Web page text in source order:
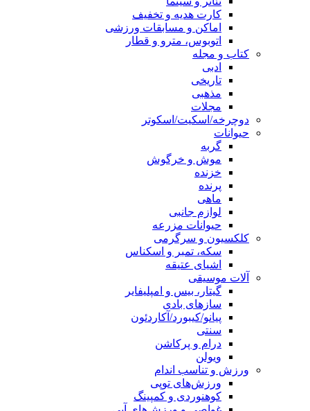
کارت هدیه و تخفیف
اماکن و مسابقات ورزشی
اتوبوس، مترو و قطار
کتاب و مجله
ادبی
تاریخی
مذهبی
مجلات
دوچرخه/اسکیت/اسکوتر
حیوانات
گربه
موش و خرگوش
خزنده
پرنده
ماهی
لوازم جانبی
حیوانات مزرعه
کلکسیون و سرگرمی
سکه، تمبر و اسکناس
اشیای عتیقه
آلات موسیقی
گیتار، بیس و امپلیفایر
سازهای بادی
پیانو/کیبورد/آکاردئون
سنتی
درام و پرکاشن
ویولن
ورزش و تناسب اندام
ورزش‌های توپی
کوهنوردی و کمپینگ